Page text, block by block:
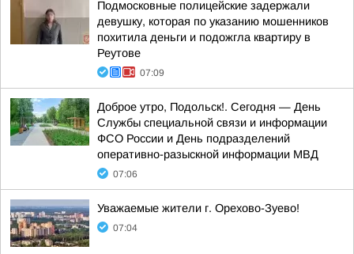
Подмосковные полицейские задержали
девушку, которая по указанию мошенников
похитила деньги и подожгла квартиру в
Реутове
07:09
Доброе утро, Подольск!. Сегодня — День
Службы специальной связи и информации
ФСО России и День подразделений
оперативно-разыскной информации МВД
07:06
Уважаемые жители г. Орехово-Зуево!
07:04